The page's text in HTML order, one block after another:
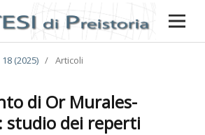
18 (2025) / Articoli
di Or Murales-
studio dei reperti